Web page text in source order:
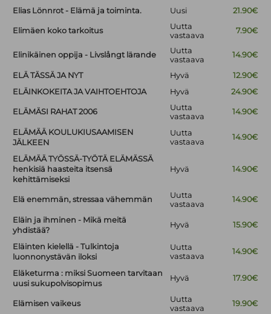
Elias Lönnrot - Elämä ja toiminta. Uusi 21.90€
Elimäen koko tarkoitus
Uutta
vastaava
7.90€
Elinikäinen oppija - Livslångt lärande
Uutta
vastaava
14.90€
ELÄ TÄSSÄ JA NYT Hyvä
12.90€
ELÄINKOKEITA JA VAIHTOEHTOJA
Hyvä 24.90€
ELÄMÄSI RAHAT 2006
Uutta
vastaava
14.90€
ELÄMÄÄ KOULUKIUSAAMISEN
JÄLKEEN
Uutta
vastaava
14.90€
ELÄMÄÄ TYÖSSÄ-TYÖTÄ ELÄMÄSSÄ
henkisiä haasteita itsensä
kehittämiseksi
Hyvä 14.90€
Elä enemmän, stressaa vähemmän
Uutta
vastaava
14.90€
Eläin ja ihminen - Mikä meitä
yhdistää?
Hyvä 15.90€
Eläinten kielellä - Tulkintoja
luonnonystävän iloksi
Uutta
vastaava
14.90€
Eläketurma : miksi Suomeen tarvitaan
uusi sukupolvisopimus
Hyvä 17.90€
Elämisen vaikeus
Uutta
vastaava
19.90€